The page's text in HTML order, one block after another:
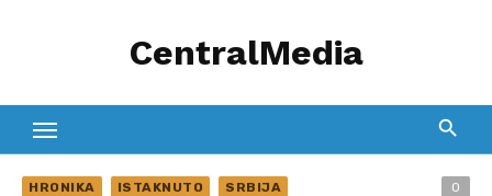
CentralMedia
HRONIKA ISTAKNUTO SRBIJA 0